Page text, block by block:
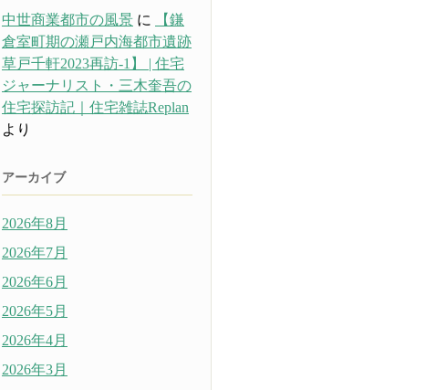
中世商業都市の風景 に
【鎌
倉室町期の瀬戸内海都市遺跡
草戸千軒2023再訪-1】 | 住宅
ジャーナリスト・三木奎吾の
住宅探訪記｜住宅雑誌Replan
より
アーカイブ
2026年8月
2026年7月
2026年6月
2026年5月
2026年4月
2026年3月